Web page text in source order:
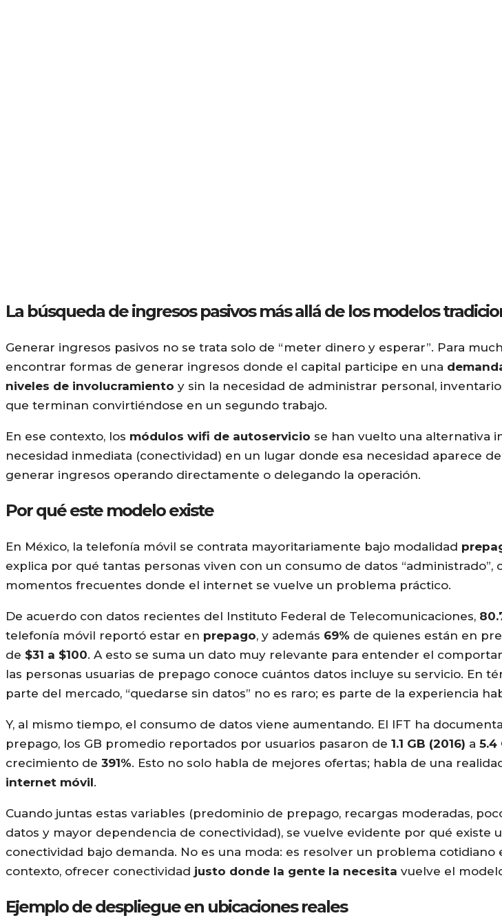
La búsqueda de ingresos pasivos más allá de los modelos
Generar ingresos pasivos no se trata solo de “meter dinero y esperar”. Para
encontrar formas de generar ingresos donde el capital participe en una
niveles de involucramiento y sin la necesidad de administrar personal,
que terminan convirtiéndose en un segundo trabajo.
En ese contexto, los módulos wifi de autoservicio se han vuelto una alternativa
necesidad inmediata (conectividad) en un lugar donde esa necesidad aparece
generar ingresos operando directamente o delegando la operación.
Por qué este modelo existe
En México, la telefonía móvil se contrata mayoritariamente bajo modalidad
explica por qué tantas personas viven con un consumo de datos “administrado”,
momentos frecuentes donde el internet se vuelve un problema práctico.
De acuerdo con datos recientes del Instituto Federal de Telecomunicaciones,
telefonía móvil reportó estar en prepago, y además 69% de quienes están en
de $31 a $100. A esto se suma un dato muy relevante para entender el
las personas usuarias de prepago conoce cuántos datos incluye su servicio. En
parte del mercado, “quedarse sin datos” no es raro; es parte de la experiencia
Y, al mismo tiempo, el consumo de datos viene aumentando. El IFT ha
prepago, los GB promedio reportados por usuarios pasaron de 1.1 GB (2016) a 5.4
crecimiento de 391%. Esto no solo habla de mejores ofertas; habla de una
internet móvil.
Cuando juntas estas variables (predominio de prepago, recargas moderadas,
datos y mayor dependencia de conectividad), se vuelve evidente por qué existe
conectividad bajo demanda. No es una moda: es resolver un problema cotidiano
contexto, ofrecer conectividad justo donde la gente la necesita vuelve el
Ejemplo de despliegue en ubicaciones reales